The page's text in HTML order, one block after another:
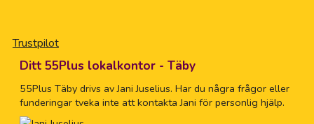
Trustpilot
Ditt 55Plus lokalkontor - Täby
55Plus Täby drivs av Jani Juselius. Har du några frågor eller
funderingar tveka inte att kontakta Jani för personlig hjälp.